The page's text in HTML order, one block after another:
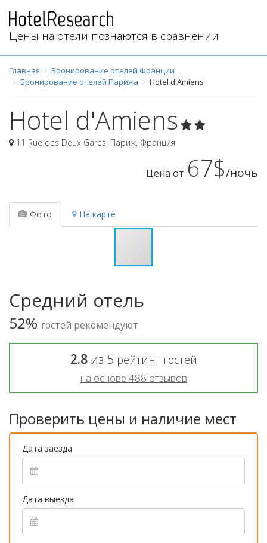
Цены на отели познаются в сравнении
Главная
Бронирование отелей Франции
Бронирование отелей Парижа
Hotel d'Amiens
Hotel d'Amiens
11 Rue des Deux Gares, Париж, Франция
Цена от 67$/ночь
Фото На карте
Средний отель
52% гостей рекомендуют
2.8из 5 рейтинг гостей
на основе 488 отзывов
Проверить цены и наличие мест
Дата заезда
Дата выезда